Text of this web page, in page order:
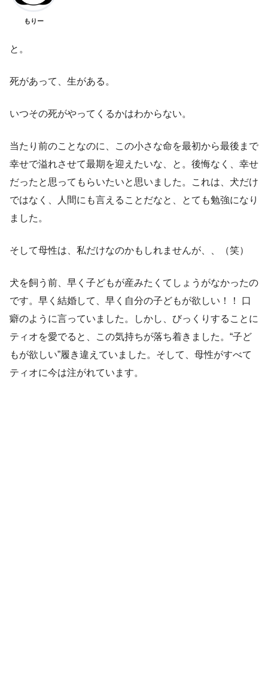
もりー
と。
死があって、生がある。
いつその死がやってくるかはわからない。
当たり前のことなのに、この小さな命を最初から最後まで
幸せで溢れさせて最期を迎えたいな、と。後悔なく、幸せ
だったと思ってもらいたいと思いました。これは、犬だけ
ではなく、人間にも言えることだなと、とても勉強になり
ました。
そして母性は、私だけなのかもしれませんが、、（笑）
犬を飼う前、早く子どもが産みたくてしょうがなかったの
です。早く結婚して、早く自分の子どもが欲しい！！ 口
癖のように言っていました。しかし、びっくりすることに
ティオを愛でると、この気持ちが落ち着きました。“子ど
もが欲しい”履き違えていました。そして、母性がすべて
ティオに今は注がれています。